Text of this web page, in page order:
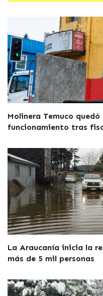
Molinera Temuco
funcionamiento tras
La Araucanía inicia la
más de 5 mil personas